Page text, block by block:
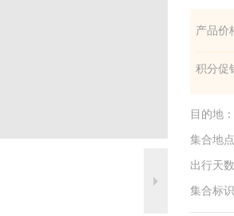
产品价
积分促
目的地：
集合地点
出行天数
集合标识